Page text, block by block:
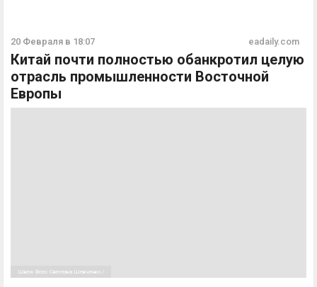
20 Февраля в 18:07 eadaily.com
Китай почти полностью обанкротил целую
отрасль промышленности Восточной
Европы
Швея. Фото: Светлана Шевченко /